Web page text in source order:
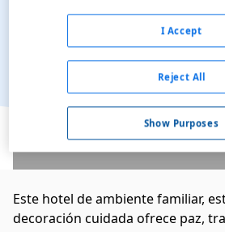
Ver en el
Este hotel de ambiente familiar,
decoración cuidada ofrece paz,
Show Purposes
Reject All
I Accept